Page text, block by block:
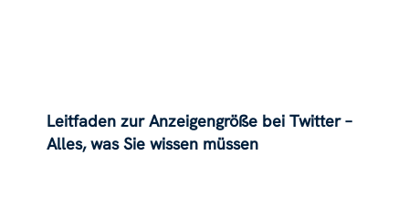
Leitfaden zur Anzeigengröße bei Twitter –
Alles, was Sie wissen müssen